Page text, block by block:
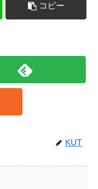
コピー
KUT